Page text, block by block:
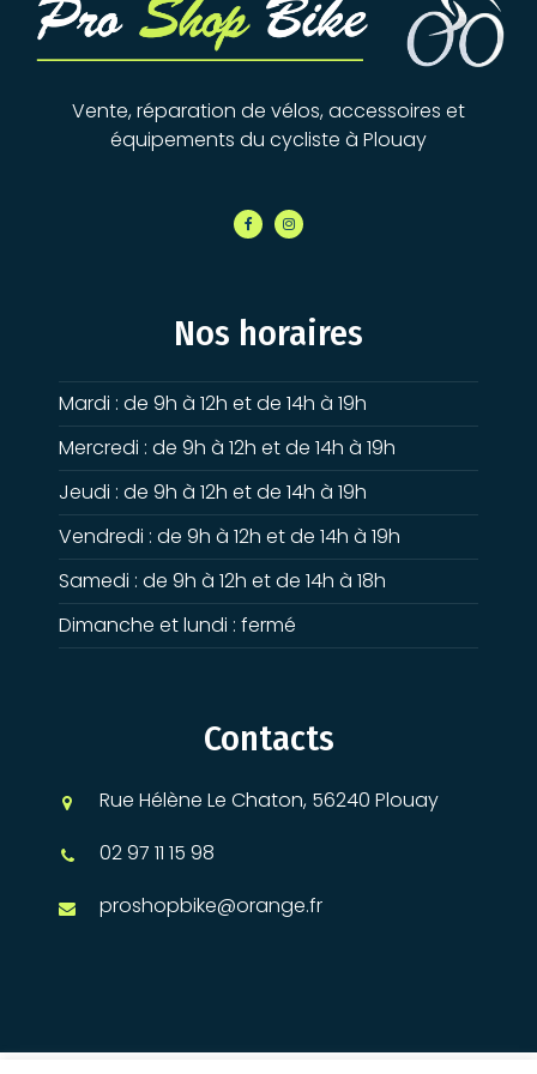
Vente, réparation de vélos, accessoires et
équipements du cycliste à Plouay
Nos horaires
Mardi : de 9h à 12h et de 14h à 19h
Mercredi : de 9h à 12h et de 14h à 19h
Jeudi : de 9h à 12h et de 14h à 19h
Vendredi : de 9h à 12h et de 14h à 19h
Samedi : de 9h à 12h et de 14h à 18h
Dimanche et lundi : fermé
Contacts
Rue Hélène Le Chaton, 56240 Plouay
02 97 11 15 98
proshopbike@orange.fr